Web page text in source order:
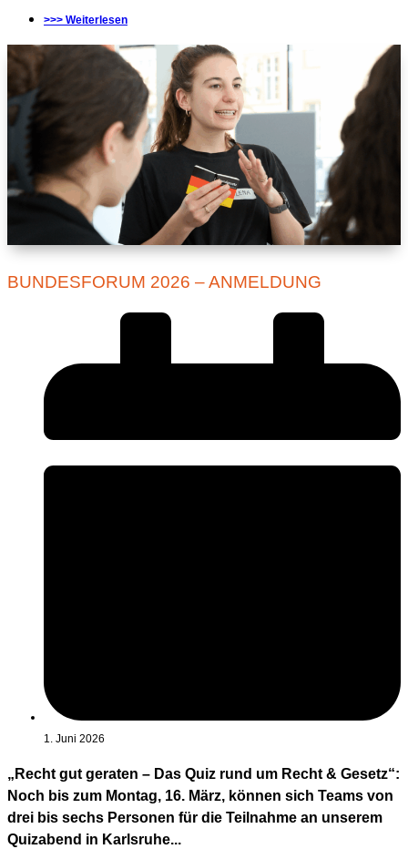
>>> Weiterlesen
BUNDESFORUM 2026 – ANMELDUNG
1. Juni 2026
„Recht gut geraten – Das Quiz rund um Recht & Gesetz“:
Noch bis zum Montag, 16. März, können sich Teams von
drei bis sechs Personen für die Teilnahme an unserem
Quizabend in Karlsruhe...